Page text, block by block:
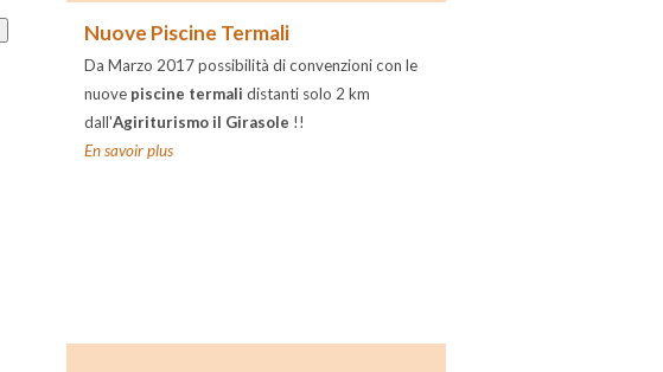
Nuove Piscine Termali
Da Marzo 2017 possibilità di convenzioni con le
nuove piscine termali distanti solo 2 km
dall'Agiriturismo il Girasole !!
En savoir plus